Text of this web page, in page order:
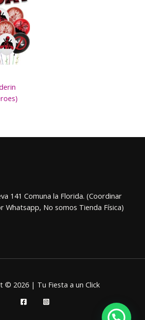
141 Comuna la Florida. (Coordinar
Whatsapp, No somos Tienda Física)
© 2026 | Tu Fiesta a un Click